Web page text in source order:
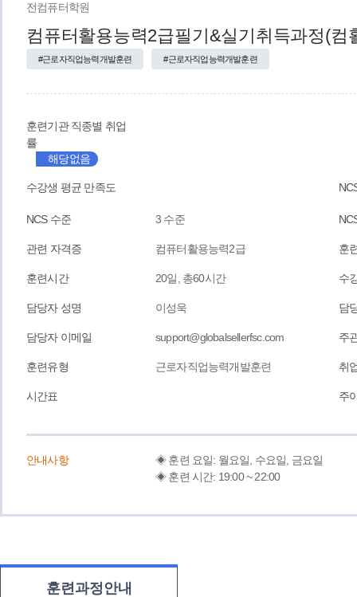
전컴퓨터학원
컴퓨터활용능력2급필기&실기취득과정(컴
#근로자직업능력개발훈련 #근로자직업능력개발훈련
훈련기관 직종별 취업
률
해당없음
수강생 평균 만족도
NCS 수준 3 수준
관련 자격증 컴퓨터활용능력2급 훈
훈련시간 20일, 총60시간 수
담당자 성명 이성욱 담
담당자 이메일 support@globalsellerfsc.com 주
훈련유형 근로자직업능력개발훈련 취
시간표 주
안내사항
◈ 훈련 요일: 월요일, 수요일, 금요일
◈ 훈련 시간: 19:00 ~ 22:00
훈련과정안내